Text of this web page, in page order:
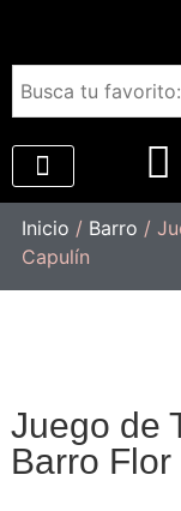
Inicio / Barro /
Capulín
Juego de
Barro